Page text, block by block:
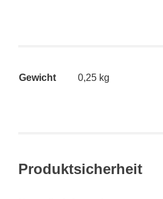
Gewicht 0,25 kg
Produktsicherheit